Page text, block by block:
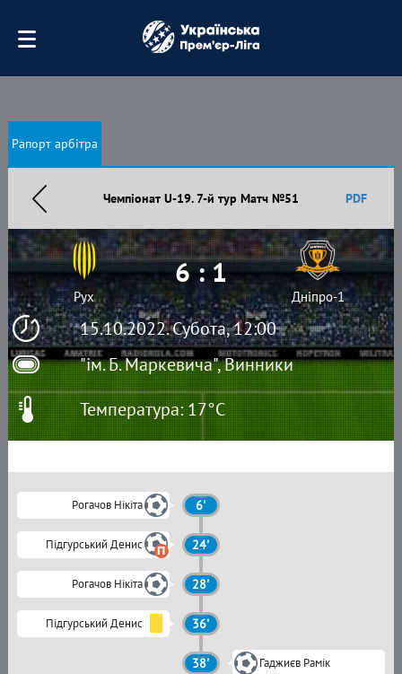
Рапорт арбітра
Чемпіонат U-19. 7-й тур Матч №51 PDF
15.10.2022. Субота, 12:00
"ім. Б. Маркевича", Винники
Рух
6 : 1
Дніпро-1
Температура: 17°C
Рогачов Нікіта 6'
Підгурський Денис 24'
Рогачов Нікіта 28'
Підгурський Денис 36'
38' Гаджиєв Рамік